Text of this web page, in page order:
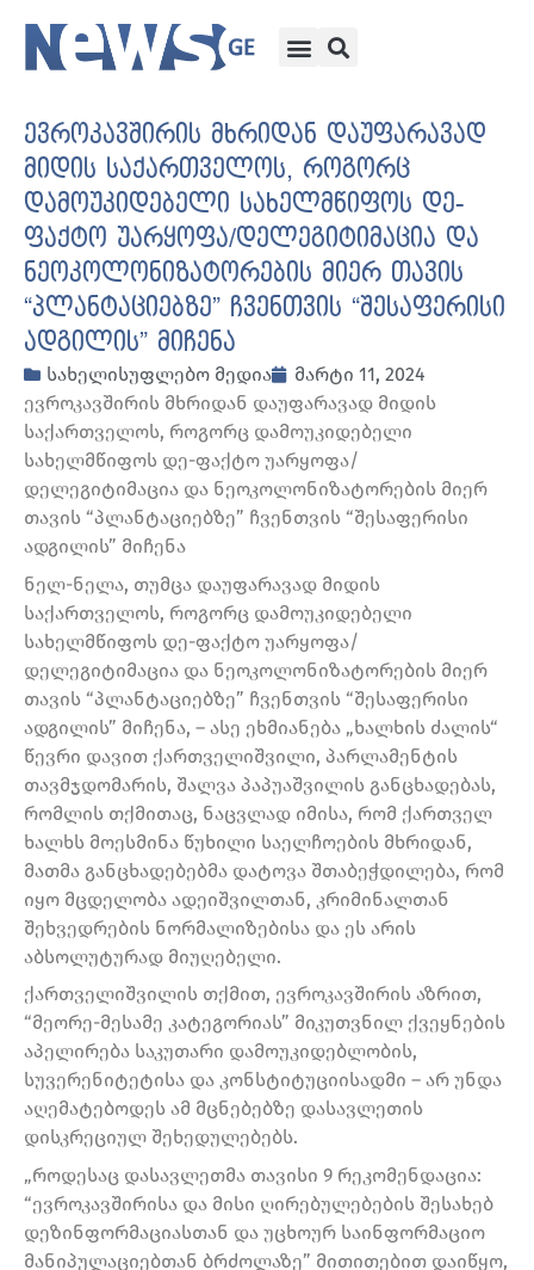
ევროკავშირის მხრიდან დაუფარავად
მიდის საქართველოს, როგორც
დამოუკიდებელი სახელმწიფოს დე-
ფაქტო უარყოფა/დელეგიტიმაცია და
ნეოკოლონიზატორების მიერ თავის
“პლანტაციებზე” ჩვენთვის “შესაფერისი
ადგილის” მიჩენა
სახელისუფლებო მედია
მარტი 11, 2024
ევროკავშირის მხრიდან დაუფარავად მიდის
საქართველოს, როგორც დამოუკიდებელი
სახელმწიფოს დე-ფაქტო უარყოფა/
დელეგიტიმაცია და ნეოკოლონიზატორების მიერ
თავის “პლანტაციებზე” ჩვენთვის “შესაფერისი
ადგილის” მიჩენა
ნელ-ნელა, თუმცა დაუფარავად მიდის
საქართველოს, როგორც დამოუკიდებელი
სახელმწიფოს დე-ფაქტო უარყოფა/
დელეგიტიმაცია და ნეოკოლონიზატორების მიერ
თავის “პლანტაციებზე” ჩვენთვის “შესაფერისი
ადგილის” მიჩენა, – ასე ეხმიანება „ხალხის ძალის“
წევრი დავით ქართველიშვილი, პარლამენტის
თავმჯდომარის, შალვა პაპუაშვილის განცხადებას,
რომლის თქმითაც, ნაცვლად იმისა, რომ ქართველ
ხალხს მოესმინა წუხილი საელჩოების მხრიდან,
მათმა განცხადებებმა დატოვა შთაბეჭდილება, რომ
იყო მცდელობა ადეიშვილთან, კრიმინალთან
შეხვედრების ნორმალიზებისა და ეს არის
აბსოლუტურად მიუღებელი.
ქართველიშვილის თქმით, ევროკავშირის აზრით,
“მეორე-მესამე კატეგორიას” მიკუთვნილ ქვეყნების
აპელირება საკუთარი დამოუკიდებლობის,
სუვერენიტეტისა და კონსტიტუციისადმი – არ უნდა
აღემატებოდეს ამ მცნებებზე დასავლეთის
დისკრეციულ შეხედულებებს.
„როდესაც დასავლეთმა თავისი 9 რეკომენდაცია:
“ევროკავშირისა და მისი ღირებულებების შესახებ
დეზინფორმაციასთან და უცხოურ საინფორმაციო
მანიპულაციებთან ბრძოლაზე” მითითებით დაიწყო,